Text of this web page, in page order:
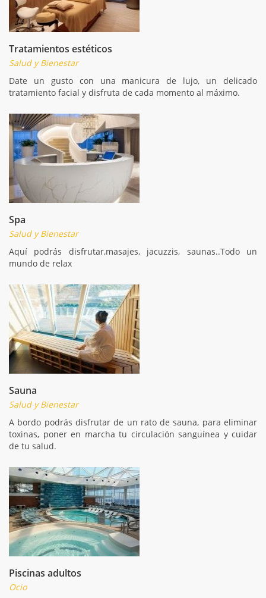
Tratamientos estéticos
Salud y Bienestar
Date un gusto con una manicura de lujo, un delicado
tratamiento facial y disfruta de cada momento al máximo.
Spa
Salud y Bienestar
Aquí podrás disfrutar,masajes, jacuzzis, saunas..Todo un
mundo de relax
Sauna
Salud y Bienestar
A bordo podrás disfrutar de un rato de sauna, para eliminar
toxinas, poner en marcha tu circulación sanguínea y cuidar
de tu salud.
Piscinas adultos
Ocio